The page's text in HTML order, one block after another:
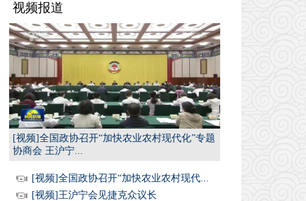
视频报道
[视频]全国政协召开“加快农业农村现代化”专题
协商会 王沪宁...
[视频]全国政协召开“加快农业农村现代...
[视频]王沪宁会见捷克众议长